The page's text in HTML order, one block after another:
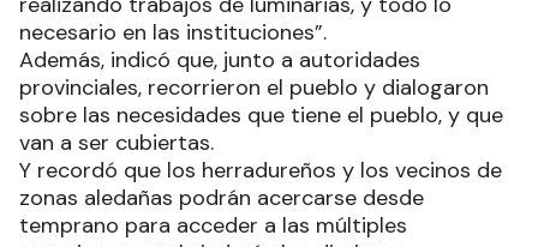
necesario en las instituciones”.
Además, indicó que, junto a autoridades
provinciales, recorrieron el pueblo y dialogaron
sobre las necesidades que tiene el pueblo, y que
van a ser cubiertas.
Y recordó que los herradureños y los vecinos de
zonas aledañas podrán acercarse desde
temprano para acceder a las múltiples